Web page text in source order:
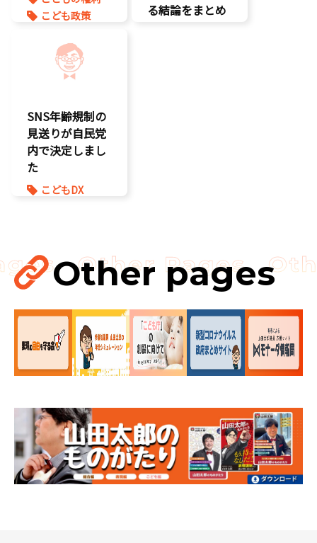
こども政策
命を守る
子育て支援拡
将来不安
る結論をまとめ
SNS年齢規制の
見送りが自民党
内で決定しまし
た
こどもDX
表現規制
Other pages